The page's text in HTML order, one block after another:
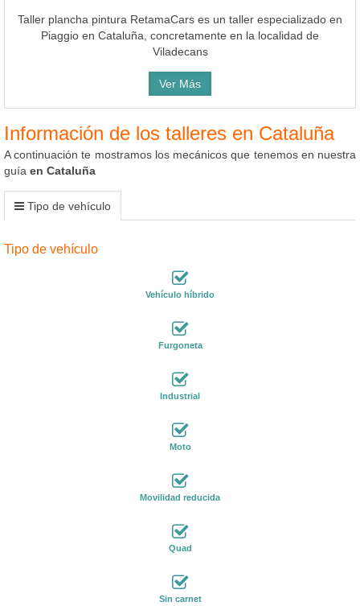
Taller plancha pintura RetamaCars es un taller especializado en
Piaggio en Cataluña, concretamente en la localidad de
Viladecans
Ver Más
Información de los talleres en Cataluña
A continuación te mostramos los mecánicos que tenemos en nuestra
guía en Cataluña
Tipo de vehículo
Tipo de vehículo
Vehículo híbrido
Furgoneta
Industrial
Moto
Movilidad reducida
Quad
Sin carnet